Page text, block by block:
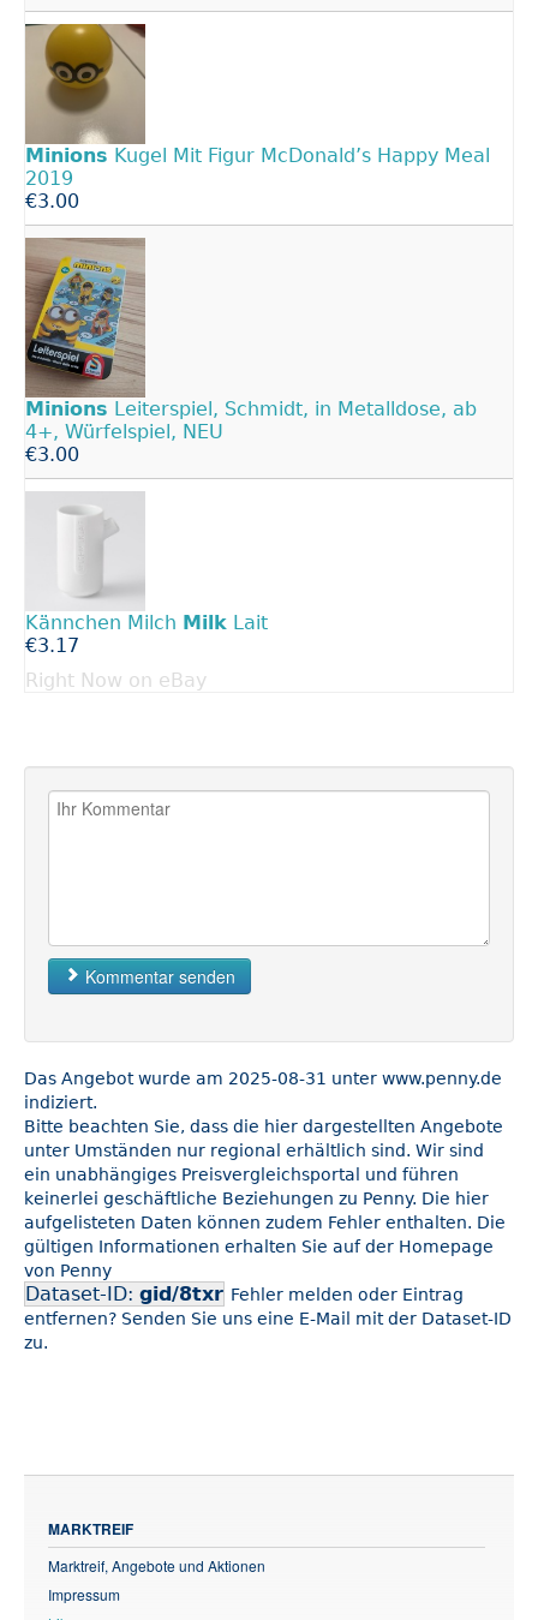
Minions Kugel Mit Figur McDonald’s Happy Meal
2019
€3.00
Minions Leiterspiel, Schmidt, in Metalldose, ab
4+, Würfelspiel, NEU
€3.00
Kännchen Milch Milk Lait
€3.17
Right Now on eBay
Kommentar senden
Das Angebot wurde am 2025-08-31 unter www.penny.de
indiziert.
Bitte beachten Sie, dass die hier dargestellten Angebote
unter Umständen nur regional erhältlich sind. Wir sind
ein unabhängiges Preisvergleichsportal und führen
keinerlei geschäftliche Beziehungen zu Penny. Die hier
aufgelisteten Daten können zudem Fehler enthalten. Die
gültigen Informationen erhalten Sie auf der Homepage
von Penny
Dataset-ID: gid/8txr Fehler melden oder Eintrag
entfernen? Senden Sie uns eine E-Mail mit der Dataset-ID
zu.
MARKTREIF
Marktreif, Angebote und Aktionen
Impressum